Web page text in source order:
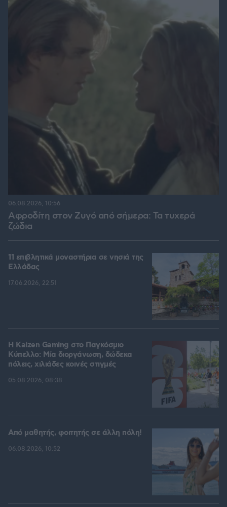
Αφροδίτη στον Ζυγό από σήμερα: Τα τυχερά
ζώδια
06.08.2026, 10:56
11 επιβλητικά μοναστήρια σε νησιά της
Ελλάδας
17.06.2026, 22:51
H Kaizen Gaming στο Παγκόσμιο
Kύπελλο: Μία διοργάνωση, δώδεκα
πόλεις, χιλιάδες κοινές στιγμές
05.08.2026, 08:38
Από μαθητής, φοιτητής σε άλλη πόλη!
06.08.2026, 10:52